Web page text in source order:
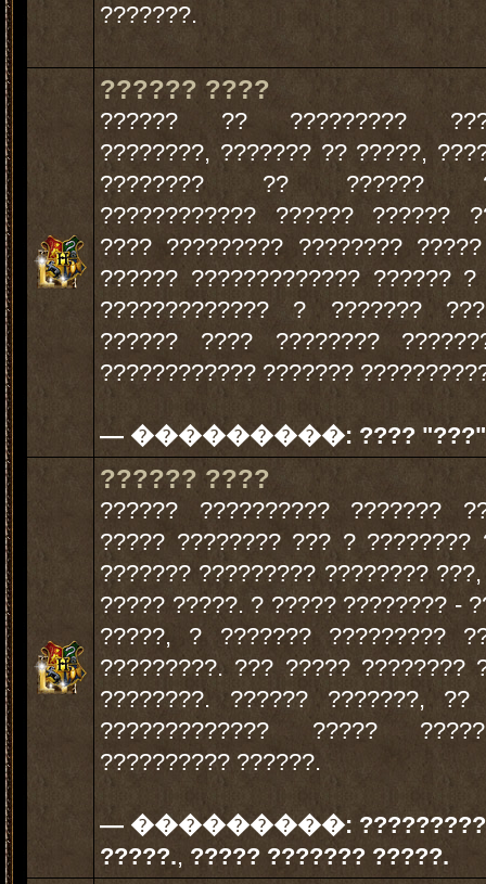
???????.
?????? ????
?????? ?? ?????????
????????, ??????? ?? ?????,
???????? ?? ??????
???????????? ?????? ??????
???? ????????? ????????
?????? ????????????? ?????? ?
????????????? ? ???????
?????? ???? ????????
???????????? ???????
— ���������: ???? "???"
?????? ????
?????? ?????????? ???????
????? ???????? ??? ? ????????
??????? ????????? ????????
????? ?????. ? ????? ???????? -
?????, ? ??????? ?????????
?????????. ??? ????? ????????
????????. ?????? ???????, ??
????????????? ?????
?????????? ??????.
— ���������:
?????., ????? ??????? ?????.